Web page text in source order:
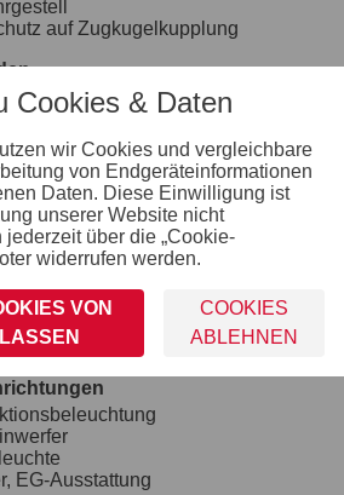
auf Zugkugelkupplung
und wasserfester
Halterung montiert
auf der Ladefläche im
EG-Ausstattung
Cookies & Daten
wir Cookies und vergleichbare
von Endgeräteinformationen
Daten. Diese Einwilligung ist
unserer Website nicht
über die „Cookie-
widerrufen werden.
VON
COOKIES
ABLEHNEN